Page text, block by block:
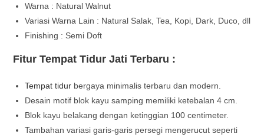
Warna : Natural Walnut
Variasi Warna Lain : Natural Salak, Tea, Kopi, Dark, Duco, dll
Finishing : Semi Doft
Fitur Tempat Tidur Jati Terbaru :
Tempat tidur bergaya minimalis terbaru dan modern.
Desain motif blok kayu samping memiliki ketebalan 4 cm.
Blok kayu belakang dengan ketinggian 100 centimeter.
Tambahan variasi garis-garis persegi mengerucut seperti